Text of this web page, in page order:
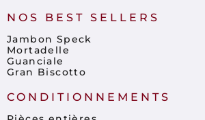
NOS BEST SELLERS
Jambon Speck
Mortadelle
Guanciale
Gran Biscotto
CONDITIONNEMENTS